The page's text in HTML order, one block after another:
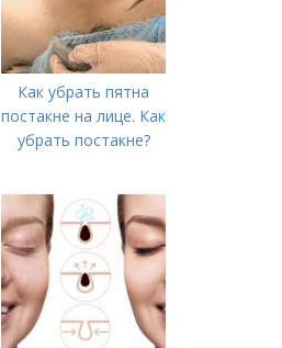
Как убрать пятна
постакне на лице. Как
убрать постакне?